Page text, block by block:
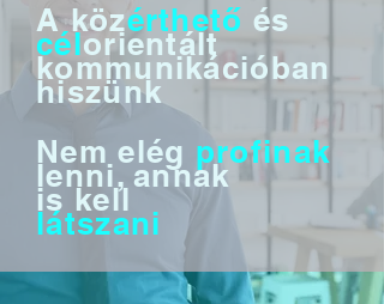
A közérthető és
célorientált
kommunikációban
hiszünk
Nem elég profinak
lenni, annak
is kell
látszani